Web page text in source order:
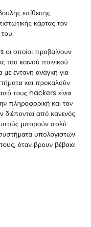
επίθεσης
κάρτας τον
οι οποίοι προβαίνουν
του κοινού ποινικού
με έντονη ανάγκη για
και προκαλούν
τους hackers είναι
πληροφορική και τον
διέπονται από κανενός
μπορούν πολύ
υπολογιστών
όταν βρουν βέβαια